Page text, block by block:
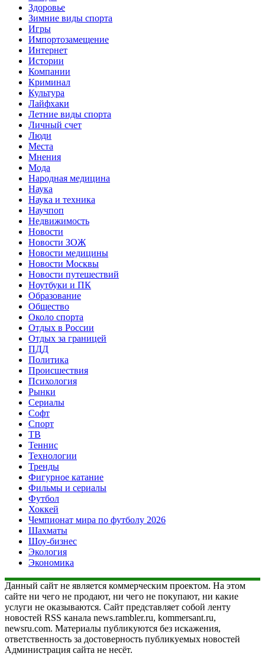
Здоровье
Зимние виды спорта
Игры
Импортозамещение
Интернет
Истории
Компании
Криминал
Культура
Лайфхаки
Летние виды спорта
Личный счет
Люди
Места
Мнения
Мода
Народная медицина
Наука
Наука и техника
Научпоп
Недвижимость
Новости
Новости ЗОЖ
Новости медицины
Новости Москвы
Новости путешествий
Ноутбуки и ПК
Образование
Общество
Около спорта
Отдых в России
Отдых за границей
ПДД
Политика
Происшествия
Психология
Рынки
Сериалы
Софт
Спорт
ТВ
Теннис
Технологии
Тренды
Фигурное катание
Фильмы и сериалы
Футбол
Хоккей
Чемпионат мира по футболу 2026
Шахматы
Шоу-бизнес
Экология
Экономика
Данный сайт не является коммерческим проектом. На этом
сайте ни чего не продают, ни чего не покупают, ни какие
услуги не оказываются. Сайт представляет собой ленту
новостей RSS канала news.rambler.ru, kommersant.ru,
newsru.com. Материалы публикуются без искажения,
ответственность за достоверность публикуемых новостей
Администрация сайта не несёт.